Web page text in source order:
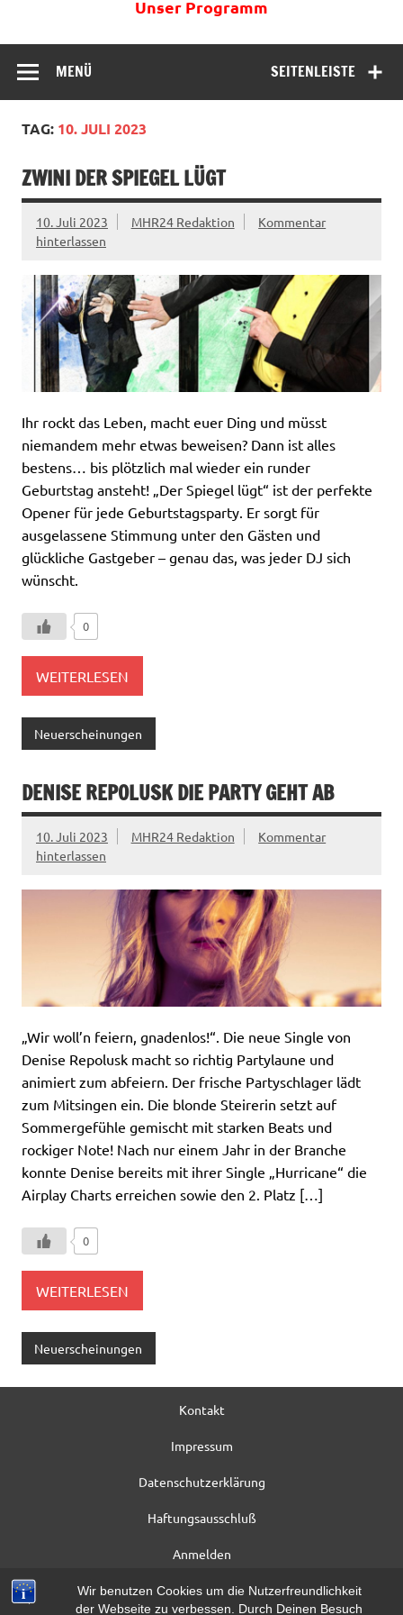
Wir benutzen Cookies um die Nutzerfreundlichkeit
der Webseite zu verbessen. Durch Deinen Besuch
Unser Programm
SEITENLEISTE
MENÜ
TAG: 10. JULI 2023
ZWINI DER SPIEGEL LÜGT
10. Juli 2023 MHR24 Redaktion
Kommentar
hinterlassen
Ihr rockt das Leben, macht euer Ding und müsst
niemandem mehr etwas beweisen? Dann ist alles
bestens… bis plötzlich mal wieder ein runder
Geburtstag ansteht! „Der Spiegel lügt“ ist der perfekte
Opener für jede Geburtstagsparty. Er sorgt für
ausgelassene Stimmung unter den Gästen und
glückliche Gastgeber – genau das, was jeder DJ sich
wünscht.
0
WEITERLESEN
Neuerscheinungen
DENISE REPOLUSK DIE PARTY GEHT AB
10. Juli 2023 MHR24 Redaktion
Kommentar
hinterlassen
„Wir woll’n feiern, gnadenlos!“. Die neue Single von
Denise Repolusk macht so richtig Partylaune und
animiert zum abfeiern. Der frische Partyschlager lädt
zum Mitsingen ein. Die blonde Steirerin setzt auf
Sommergefühle gemischt mit starken Beats und
rockiger Note! Nach nur einem Jahr in der Branche
konnte Denise bereits mit ihrer Single „Hurricane“ die
Airplay Charts erreichen sowie den 2. Platz […]
0
WEITERLESEN
Neuerscheinungen
Kontakt
Impressum
Datenschutzerklärung
Haftungsausschluß
Anmelden
Registrieren